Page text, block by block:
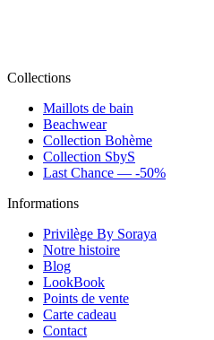
Collections
Maillots de bain
Beachwear
Collection Bohème
Collection SbyS
Last Chance — -50%
Informations
Privilège By Soraya
Notre histoire
Blog
LookBook
Points de vente
Carte cadeau
Contact